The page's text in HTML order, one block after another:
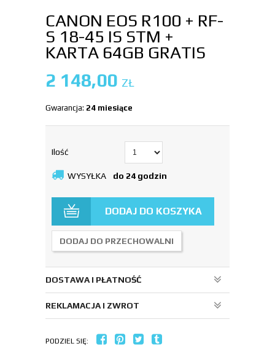
CANON EOS R100 + RF-
S 18-45 IS STM +
KARTA 64GB GRATIS
2 148,00 ZŁ
Gwarancja: 24 miesiące
Ilość
WYSYŁKA do 24 godzin
DODAJ DO KOSZYKA
DODAJ DO PRZECHOWALNI
DOSTAWA I PŁATNOŚĆ
REKLAMACJA I ZWROT
PODZIEL SIĘ: